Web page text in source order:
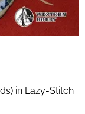
in Lazy-Stitch